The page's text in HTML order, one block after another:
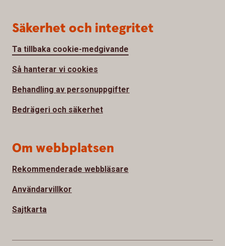
Säkerhet och integritet
Ta tillbaka cookie-medgivande
Så hanterar vi cookies
Behandling av personuppgifter
Bedrägeri och säkerhet
Om webbplatsen
Rekommenderade webbläsare
Användarvillkor
Sajtkarta